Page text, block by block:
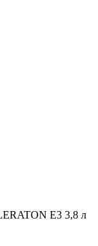
E3 3,8 л